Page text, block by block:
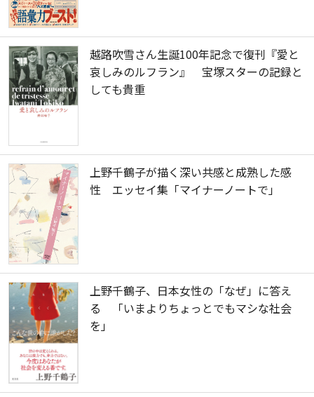
越路吹雪さん生誕100年記念で復刊『愛と
哀しみのルフラン』 宝塚スターの記録と
しても貴重
上野千鶴子が描く深い共感と成熟した感
性 エッセイ集「マイナーノートで」
上野千鶴子、日本女性の「なぜ」に答え
る 「いまよりちょっとでもマシな社会
を」